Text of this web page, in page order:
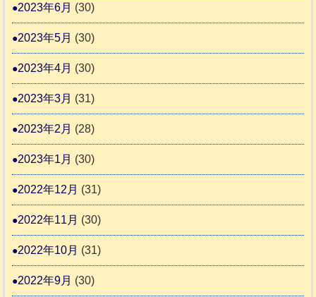
2023年6月 (30)
2023年5月 (30)
2023年4月 (30)
2023年3月 (31)
2023年2月 (28)
2023年1月 (30)
2022年12月 (31)
2022年11月 (30)
2022年10月 (31)
2022年9月 (30)